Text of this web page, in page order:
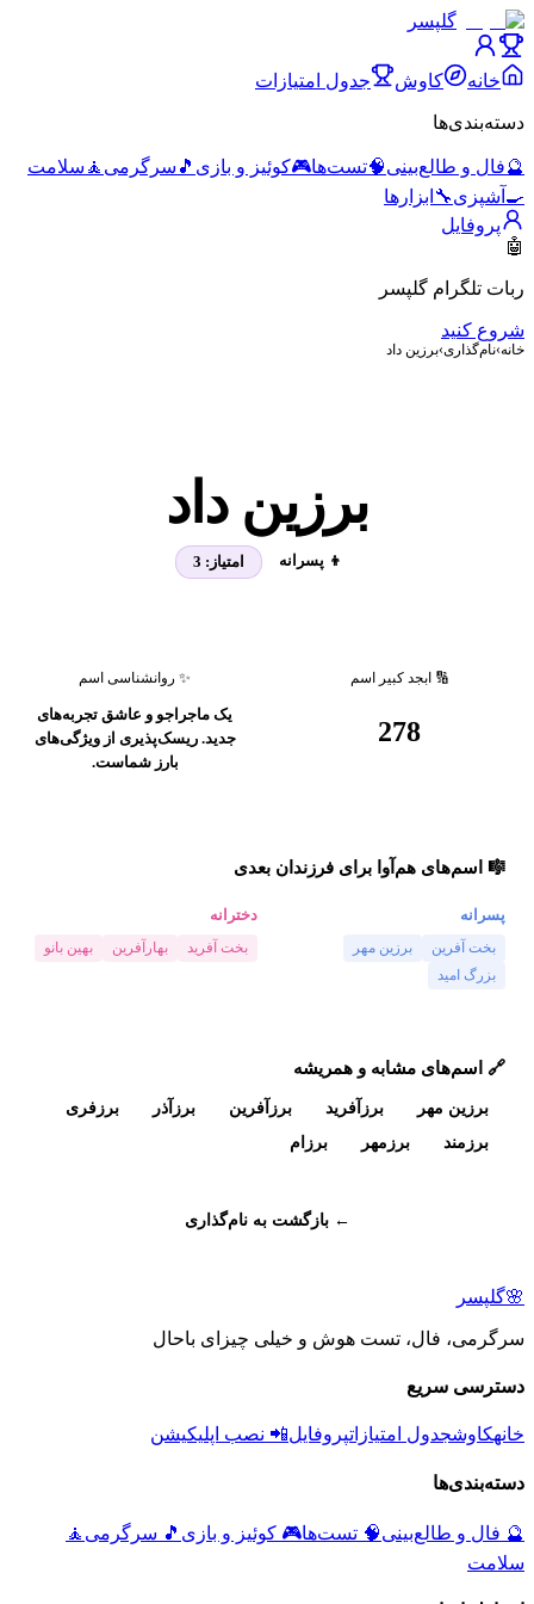
گلپسر
خانه کاوش جدول امتیازات
دسته‌بندی‌ها
🔮فال و طالع‌بینی🧠تست‌ها🎮کوئیز و بازی 🎵 سرگرمی 🧘 سلامت
🍳 آشپزی🔧 ابزارها
پروفایل
🤖
ربات تلگرام گلپسر
شروع کنید
خانه›نام‌گذاری›برزین داد
برزین داد
👦 پسرانه امتیاز: 3
🔢 ابجد کبیر اسم
278
✨ روانشناسی اسم
یک ماجراجو و عاشق تجربه‌های
جدید. ریسک‌پذیری از ویژگی‌های
بارز شماست.
🎼 اسم‌های هم‌آوا برای فرزندان بعدی
پسرانه
بخت آفرین
برزین مهر
بزرگ امید
دخترانه
بخت آفرید بهارآفرین بهین بانو
🔗 اسم‌های مشابه و همریشه
برزین مهر برزآفرید برزآفرین برزآذر
برزفری
برزمند
برزمهر برزام
← بازگشت به نام‌گذاری
🌸گلپسر
سرگرمی، فال، تست هوش و خیلی چیزای باحال
دسترسی سریع
خانهکاوشجدول امتیازاتپروفایل📲 نصب اپلیکیشن
دسته‌بندی‌ها
🔮 فال و طالع‌بینی🧠 تست‌ها🎮 کوئیز و بازی 🎵 سرگرمی 🧘
سلامت